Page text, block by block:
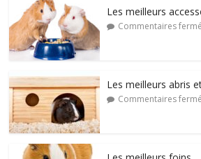
Les meilleurs
Commentaires
Les meilleurs abris
Commentaires